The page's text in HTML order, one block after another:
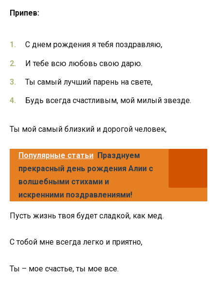
Припев:
С днем рождения я тебя поздравляю,
И тебе всю любовь свою дарю.
Ты самый лучший парень на свете,
Будь всегда счастливым, мой милый звезде.
Ты мой самый близкий и дорогой человек,
Популярные статьи Празднуем
прекрасный день рождения Алии с
волшебными стихами и
искренними поздравлениями!
Пусть жизнь твоя будет сладкой, как мед.
С тобой мне всегда легко и приятно,
Ты – мое счастье, ты мое все.